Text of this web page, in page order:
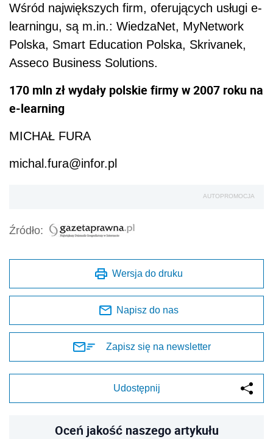
Wśród największych firm, oferujących usługi e-
learningu, są m.in.: WiedzaNet, MyNetwork
Polska, Smart Education Polska, Skrivanek,
Asseco Business Solutions.
170 mln zł wydały polskie firmy w 2007 roku na
e-learning
MICHAŁ FURA
michal.fura@infor.pl
AUTOPROMOCJA
Źródło:
Wersja do druku
Napisz do nas
Zapisz się na newsletter
Udostępnij
Oceń jakość naszego artykułu